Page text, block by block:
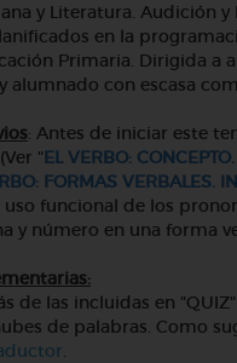
y Literatura. Audición
en la
Primaria. Dirigida
alumnado con escasa
: Antes de iniciar este
"EL VERBO:
FORMAS VERBALES.
funcional de los
y número en una forma
de las incluidas en
de palabras. Como
.